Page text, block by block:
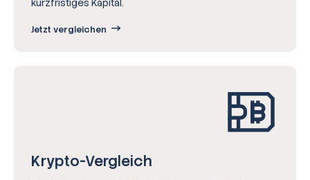
kurzfristiges Kapital.
Jetzt vergleichen
Krypto-Vergleich